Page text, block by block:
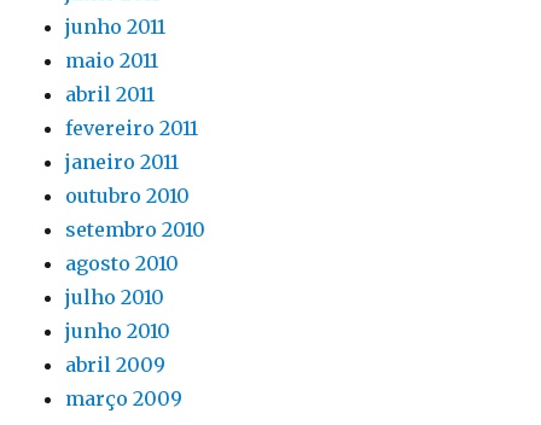
junho 2011
maio 2011
abril 2011
fevereiro 2011
janeiro 2011
outubro 2010
setembro 2010
agosto 2010
julho 2010
junho 2010
abril 2009
março 2009